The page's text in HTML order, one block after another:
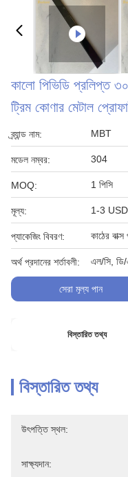
কালো পিভিডি প্রলিপ্ত
ট্রিম কোণার মেটাল
ব্র্যান্ড নাম: MBT
মডেল নম্বর: 304
MOQ: 1 পিসি
মূল্য: 1-3 USD
প্যাকেজিং বিবরণ: কাঠের বাক্স
অর্থ প্রদানের শর্তাবলী: এল/সি, ডি/
সেরা মূল্য পান
বিস্তারিত তথ্য
বিস্তারিত তথ্য
উৎপত্তি স্থল:
সাক্ষ্যদান: